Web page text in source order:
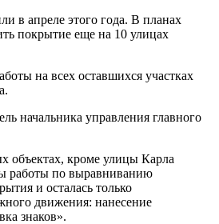
в апреле этого года. В планах
покрытие еще на 10 улицах
на всех оставшихся участках
начальника управления главного
объектах, кроме улицы Карла
работы по выравниванию
и осталась только
движения: нанесение
знаков».